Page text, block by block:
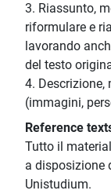
3. Riassunto,
riformulare e
lavorando
del testo
4. Descrizione,
(immagini,
Reference
Tutto il
a disposizione
Unistudium.